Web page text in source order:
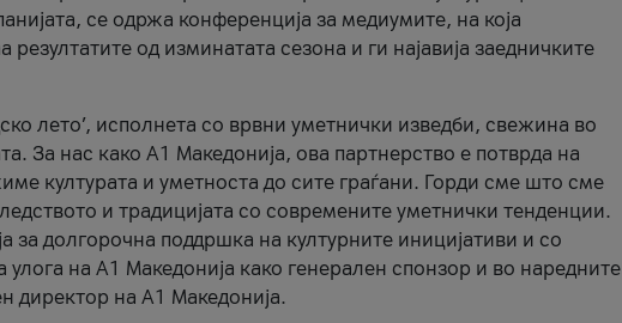
се одржа конференција за медиумите, на која
од изминатата сезона и ги најавија заедничките
лето’, исполнета со врвни уметнички изведби, свежина во
За нас како A1 Македонија, ова партнерство е потврда на
културата и уметноста до сите граѓани. Горди сме што сме
и традицијата со современите уметнички тенденции.
за долгорочна поддршка на културните иницијативи и со
на A1 Македонија како генерален спонзор и во наредните
директор на A1 Македонија.